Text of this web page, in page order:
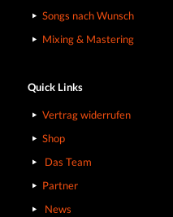
Songs nach Wunsch
Mixing & Mastering
Quick Links
Vertrag widerrufen
Shop
Das Team
Partner
News